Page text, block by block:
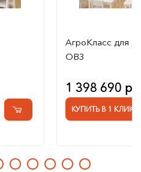
АгроКласс для
ОВЗ
1 398 690
КУПИТЬ В 1 КЛИК